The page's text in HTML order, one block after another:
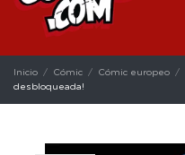
Inicio Cómic Cómic europeo
desbloqueada!